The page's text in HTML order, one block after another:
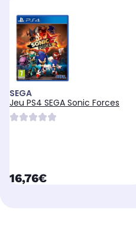
SEGA
Jeu PS4 SEGA Sonic Forces
currentPrice
16,76€